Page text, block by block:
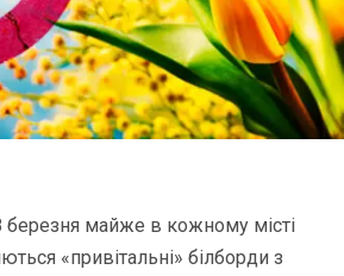
березня майже в кожному місті
«привітальні» білборди з